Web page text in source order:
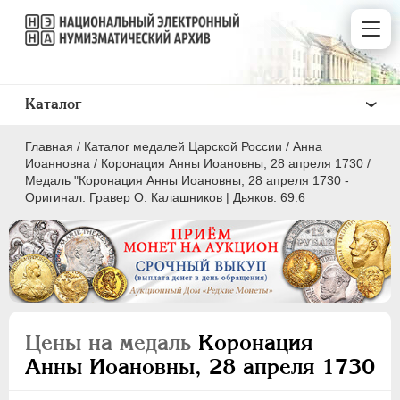
Главная / Каталог медалей Царской России / Анна
Иоанновна / Коронация Анны Иоановны, 28 апреля 1730 /
Медаль "Коронация Анны Иоановны, 28 апреля 1730 -
Оригинал. Гравер О. Калашников | Дьяков: 69.6
Цены на медаль Коронация
Анны Иоановны, 28 апреля 1730
Каталог
ВСЕ
ПEТР I 1699-1725
ПЕТР II
АННА ИОАННОВНА 1730-1740